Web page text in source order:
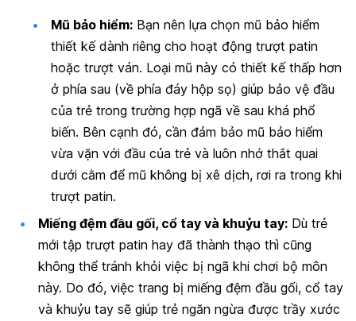
Mũ bảo hiểm: Bạn nên lựa chọn mũ bảo hiểm
thiết kế dành riêng cho hoạt động trượt patin
hoặc trượt ván. Loại mũ này có thiết kế thấp hơn
ở phía sau (về phía đáy hộp sọ) giúp bảo vệ đầu
của trẻ trong trường hợp ngã về sau khá phổ
biến. Bên cạnh đó, cần đảm bảo mũ bảo hiểm
vừa vặn với đầu của trẻ và luôn nhớ thắt quai
dưới cằm để mũ không bị xê dịch, rơi ra trong khi
trượt patin.
Miếng đệm đầu gối, cổ tay và khuỷu tay: Dù trẻ
mới tập trượt patin hay đã thành thạo thì cũng
không thể tránh khỏi việc bị ngã khi chơi bộ môn
này. Do đó, việc trang bị miếng đệm đầu gối, cổ tay
và khuỷu tay sẽ giúp trẻ ngăn ngừa được trầy xước